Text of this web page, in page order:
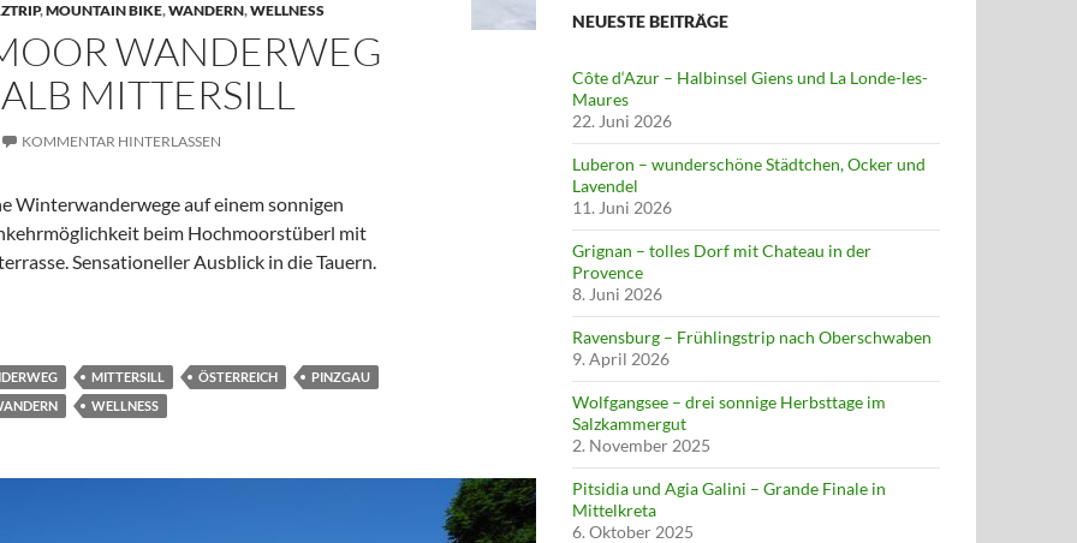
,MOUNTAIN BIKE,WANDERN,WELLNESS
WANDERWEG
MITTERSILL
KOMMENTAR HINTERLASSEN
Winterwanderwege auf einem sonnigen
beim Hochmoorstüberl mit
Sensationeller Ausblick in die Tauern.
oberhalb Mittersill
MITTERSILL ÖSTERREICH
PINZGAU
WELLNESS
NEUESTE BEITRÄGE
Côte d‘Azur – Halbinsel Giens und La Londe-les-
Maures
22. Juni 2026
Luberon – wunderschöne Städtchen, Ocker und
Lavendel
11. Juni 2026
Grignan – tolles Dorf mit Chateau in der
Provence
8. Juni 2026
Ravensburg – Frühlingstrip nach Oberschwaben
9. April 2026
Wolfgangsee – drei sonnige Herbsttage im
Salzkammergut
2. November 2025
Pitsidia und Agia Galini – Grande Finale in
Mittelkreta
6. Oktober 2025